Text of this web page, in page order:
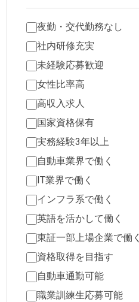
夜勤・交代勤務なし
社内研修充実
未経験応募歓迎
女性比率高
高収入求人
国家資格保有
実務経験3年以上
自動車業界で働く
IT業界で働く
インフラ系で働く
英語を活かして働く
東証一部上場企業で働く
資格取得を目指す
自動車通勤可能
職業訓練生応募可能